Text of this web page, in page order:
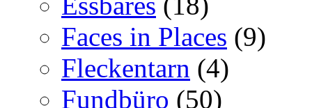
Faces in Places (9)
Fleckentarn (4)
Fundbüro (50)